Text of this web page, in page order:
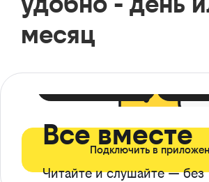
месяц
Все вместе
Читайте и слушайте — без
Подключить в